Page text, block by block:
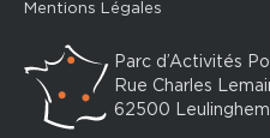
Mentions Légales
Parc d’Activités
Rue Charles
62500 Leulinghem